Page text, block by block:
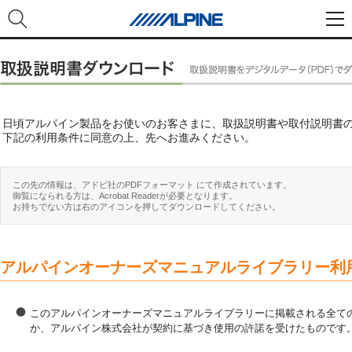
日頃アルパイン製品をお使いのお客さまに、取扱説明書や取付説明書
下記の利用条件に同意の上、先へお進みください。
この先の情報は、アドビ社のPDFフォーマット にて作成されています。
御覧になられる方は、Acrobat Readerが必要となります。
お持ちでない方は右のアイコンを押してダウンロードしてください。
アルパインオーナーズマニュアルライブラリー利
このアルパインオーナーズマニュアルライブラリーに掲載される全
か、アルパイン株式会社が契約に基づき使用の許諾を受けたもので